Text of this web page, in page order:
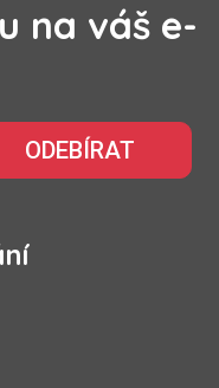
na váš e-
ODEBÍRAT